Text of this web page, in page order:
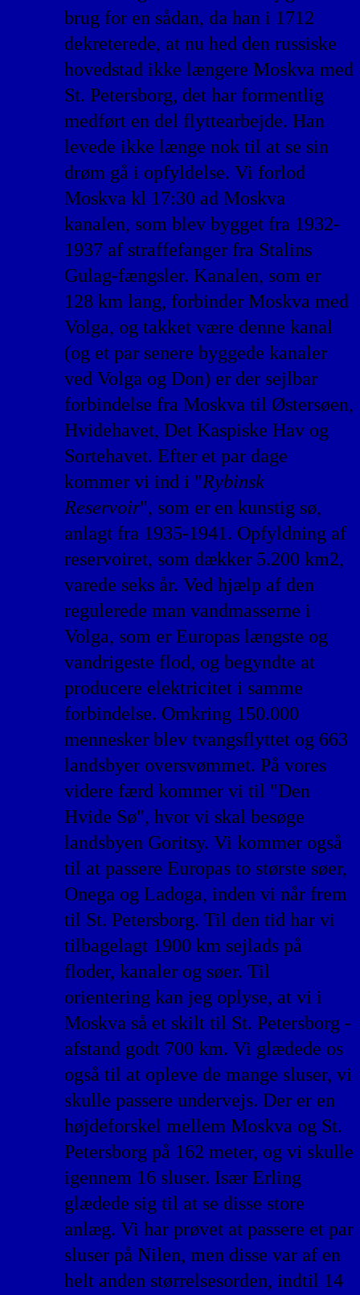
brug for en sådan, da han i 1712
dekreterede, at nu hed den russiske
hovedstad ikke længere Moskva med
St. Petersborg, det har formentlig
medført en del flyttearbejde. Han
levede ikke længe nok til at se sin
drøm gå i opfyldelse. Vi forlod
Moskva kl 17:30 ad Moskva
kanalen, som blev bygget fra 1932-
1937 af straffefanger fra Stalins
Gulag-fængsler. Kanalen, som er
128 km lang, forbinder Moskva med
Volga, og takket være denne kanal
(og et par senere byggede kanaler
ved Volga og Don) er der sejlbar
forbindelse fra Moskva til Østersøen,
Hvidehavet, Det Kaspiske Hav og
Sortehavet. Efter et par dage
kommer vi ind i "Rybinsk
Reservoir", som er en kunstig sø,
anlagt fra 1935-1941. Opfyldning af
reservoiret, som dækker 5.200 km2,
varede seks år. Ved hjælp af den
regulerede man vandmasserne i
Volga, som er Europas længste og
vandrigeste flod, og begyndte at
producere elektricitet i samme
forbindelse. Omkring 150.000
mennesker blev tvangsflyttet og 663
landsbyer oversvømmet. På vores
videre færd kommer vi til "Den
Hvide Sø", hvor vi skal besøge
landsbyen Goritsy. Vi kommer også
til at passere Europas to største søer,
Onega og Ladoga, inden vi når frem
til St. Petersborg. Til den tid har vi
tilbagelagt 1900 km sejlads på
floder, kanaler og søer. Til
orientering kan jeg oplyse, at vi i
Moskva så et skilt til St. Petersborg -
afstand godt 700 km. Vi glædede os
også til at opleve de mange sluser, vi
skulle passere undervejs. Der er en
højdeforskel mellem Moskva og St.
Petersborg på 162 meter, og vi skulle
igennem 16 sluser. Især Erling
glædede sig til at se disse store
anlæg. Vi har prøvet at passere et par
sluser på Nilen, men disse var af en
helt anden størrelsesorden, indtil 14